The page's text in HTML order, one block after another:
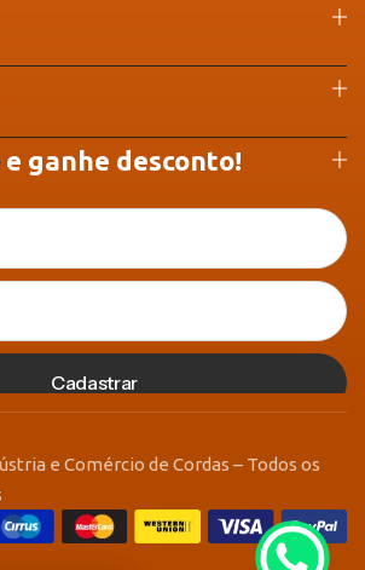
ganhe desconto!
Cadastrar
e Comércio de Cordas – Todos os